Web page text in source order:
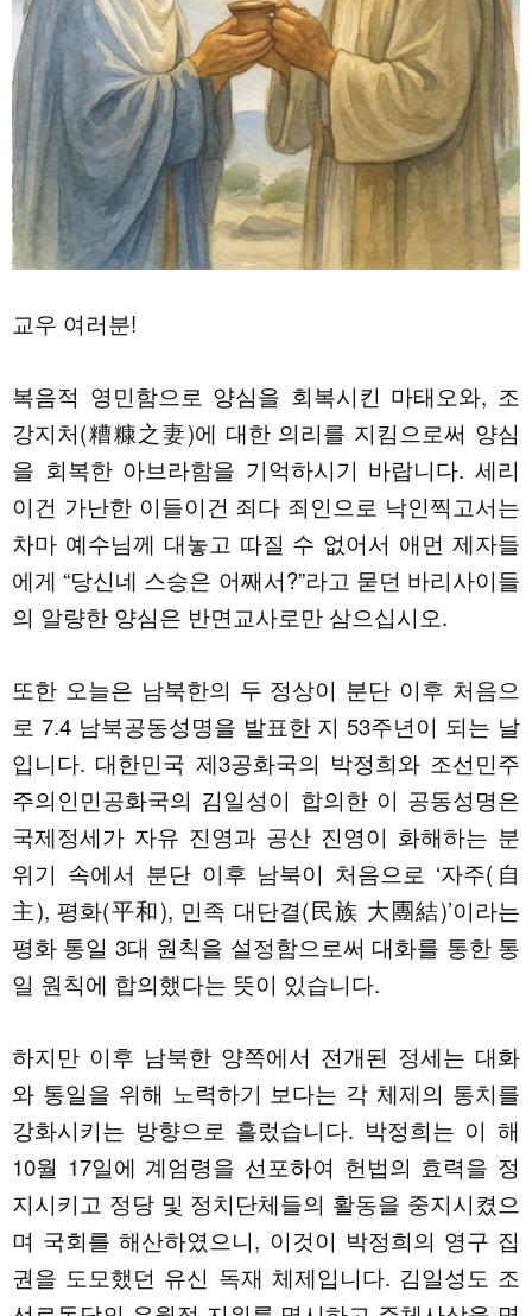
교우 여러분!
복음적 영민함으로 양심을 회복시킨 마태오와, 조
강지처(糟糠之妻)에 대한 의리를 지킴으로써 양심
을 회복한 아브라함을 기억하시기 바랍니다. 세리
이건 가난한 이들이건 죄다 죄인으로 낙인찍고서는
차마 예수님께 대놓고 따질 수 없어서 애먼 제자들
에게 “당신네 스승은 어째서?”라고 묻던 바리사이들
의 알량한 양심은 반면교사로만 삼으십시오.
또한 오늘은 남북한의 두 정상이 분단 이후 처음으
로 7.4 남북공동성명을 발표한 지 53주년이 되는 날
입니다. 대한민국 제3공화국의 박정희와 조선민주
주의인민공화국의 김일성이 합의한 이 공동성명은
국제정세가 자유 진영과 공산 진영이 화해하는 분
위기 속에서 분단 이후 남북이 처음으로 ‘자주(自
主), 평화(平和), 민족 대단결(民族 大團結)’이라는
평화 통일 3대 원칙을 설정함으로써 대화를 통한 통
일 원칙에 합의했다는 뜻이 있습니다.
하지만 이후 남북한 양쪽에서 전개된 정세는 대화
와 통일을 위해 노력하기 보다는 각 체제의 통치를
강화시키는 방향으로 흘렀습니다. 박정희는 이 해
10월 17일에 계엄령을 선포하여 헌법의 효력을 정
지시키고 정당 및 정치단체들의 활동을 중지시켰으
며 국회를 해산하였으니, 이것이 박정희의 영구 집
권을 도모했던 유신 독재 체제입니다. 김일성도 조